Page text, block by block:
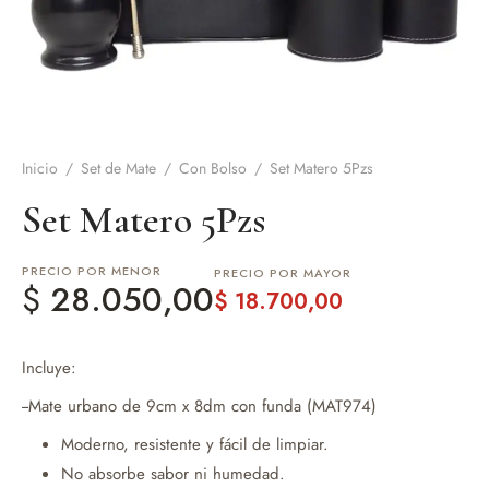
Inicio / Set de Mate / Con Bolso / Set Matero 5Pzs
Set Matero 5Pzs
PRECIO POR MENOR
$ 28.050,00
PRECIO POR MAYOR
$ 18.700,00
Incluye:
--Mate urbano de 9cm x 8dm con funda (MAT974)
Moderno, resistente y fácil de limpiar.
No absorbe sabor ni humedad.
Asado y vino